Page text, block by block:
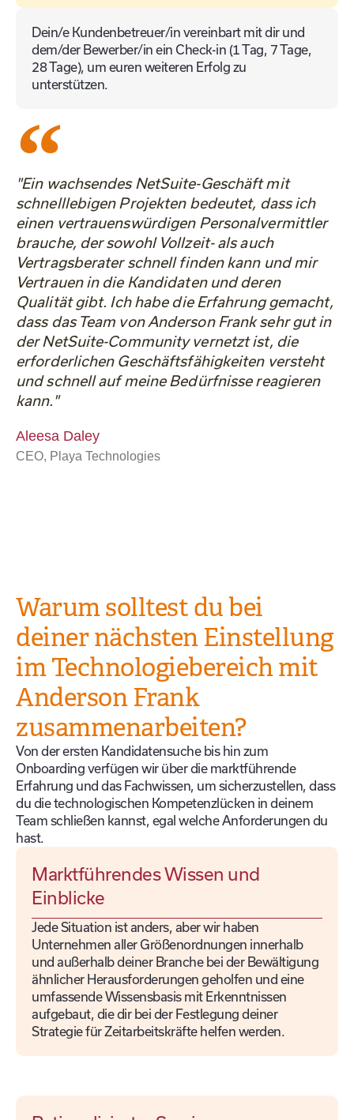
Dein/e Kundenbetreuer/in vereinbart mit dir und
dem/der Bewerber/in ein Check-in (1 Tag, 7 Tage,
28 Tage), um euren weiteren Erfolg zu
unterstützen.
"Ein wachsendes NetSuite-Geschäft mit
schnelllebigen Projekten bedeutet, dass ich
einen vertrauenswürdigen Personalvermittler
brauche, der sowohl Vollzeit- als auch
Vertragsberater schnell finden kann und mir
Vertrauen in die Kandidaten und deren
Qualität gibt. Ich habe die Erfahrung gemacht,
dass das Team von Anderson Frank sehr gut in
der NetSuite-Community vernetzt ist, die
erforderlichen Geschäftsfähigkeiten versteht
und schnell auf meine Bedürfnisse reagieren
kann."
Aleesa Daley
CEO, Playa Technologies
Warum solltest du bei
deiner nächsten Einstellung
im Technologiebereich mit
Anderson Frank
zusammenarbeiten?
Von der ersten Kandidatensuche bis hin zum
Onboarding verfügen wir über die marktführende
Erfahrung und das Fachwissen, um sicherzustellen, dass
du die technologischen Kompetenzlücken in deinem
Team schließen kannst, egal welche Anforderungen du
hast.
Marktführendes Wissen und
Einblicke
Jede Situation ist anders, aber wir haben
Unternehmen aller Größenordnungen innerhalb
und außerhalb deiner Branche bei der Bewältigung
ähnlicher Herausforderungen geholfen und eine
umfassende Wissensbasis mit Erkenntnissen
aufgebaut, die dir bei der Festlegung deiner
Strategie für Zeitarbeitskräfte helfen werden.